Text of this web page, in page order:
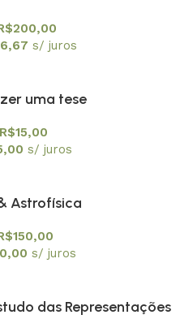
200,00
s/ juros
uma tese
R$15,00
s/ juros
Astrofísica
150,00
s/ juros
das Representações